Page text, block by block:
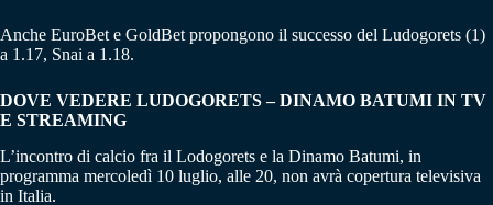
Anche EuroBet e GoldBet propongono il successo del Ludogorets (1)
a 1.17, Snai a 1.18.
DOVE VEDERE LUDOGORETS – DINAMO BATUMI IN TV
E STREAMING
L’incontro di calcio fra il Lodogorets e la Dinamo Batumi, in
programma mercoledì 10 luglio, alle 20, non avrà copertura televisiva
in Italia.